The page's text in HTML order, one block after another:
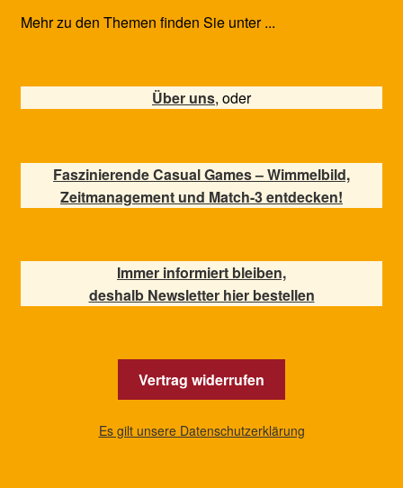
Mehr zu den Themen finden Sie unter ...
Über uns, oder
Faszinierende Casual Games – Wimmelbild,
Zeitmanagement und Match-3 entdecken!
Immer informiert bleiben,
deshalb Newsletter hier bestellen
Vertrag widerrufen
Es gilt unsere Datenschutzerklärung